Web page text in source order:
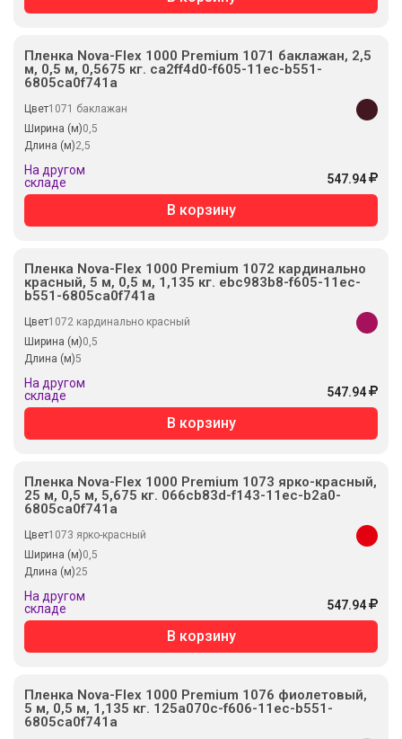
Пленка Nova-Flex 1000 Premium 1071 баклажан, 2,5
м, 0,5 м, 0,5675 кг. ca2ff4d0-f605-11ec-b551-
6805ca0f741a
Цвет1071 баклажан
Ширина (м)0,5
Длина (м)2,5
На другом
складе
547.94
В корзину
Пленка Nova-Flex 1000 Premium 1072 кардинально
красный, 5 м, 0,5 м, 1,135 кг. ebc983b8-f605-11ec-
b551-6805ca0f741a
Цвет1072 кардинально красный
Ширина (м)0,5
Длина (м)5
На другом
складе
547.94
В корзину
Пленка Nova-Flex 1000 Premium 1073 ярко-красный,
25 м, 0,5 м, 5,675 кг. 066cb83d-f143-11ec-b2a0-
6805ca0f741a
Цвет1073 ярко-красный
Ширина (м)0,5
Длина (м)25
На другом
складе
547.94
В корзину
Пленка Nova-Flex 1000 Premium 1076 фиолетовый,
5 м, 0,5 м, 1,135 кг. 125a070c-f606-11ec-b551-
6805ca0f741a